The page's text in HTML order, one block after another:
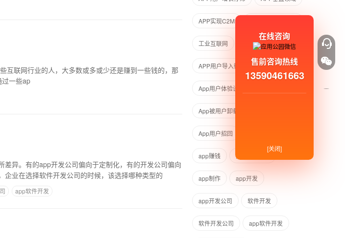
互联网行业的人，大多数或多或少还是赚到一些钱的，那
就是通过一些ap
异。有的app开发公司偏向于定制化，有的开发公司偏向
业在选择软件开发公司的时候，该选择哪种类型的
app软件开发
APP实现C2M
工业互联网 社群运营
APP用户导入微信群 App没流量
App用户体验设计
App被用户卸载了怎么办
App用户招回
app赚钱 开发一个app
app制作 app开发
app开发公司 软件开发
软件开发公司 app软件开发
在线咨询
售前咨询热线
13590461663
[关闭]